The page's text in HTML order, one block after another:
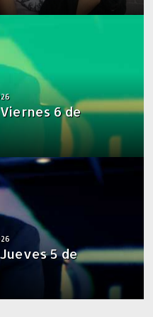
Viernes 6 de
Jueves 5 de